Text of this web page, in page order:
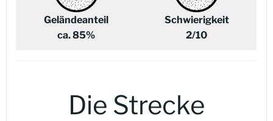
Geländeanteil
ca. 85%
Schwierigkeit
2/10
Die Strecke